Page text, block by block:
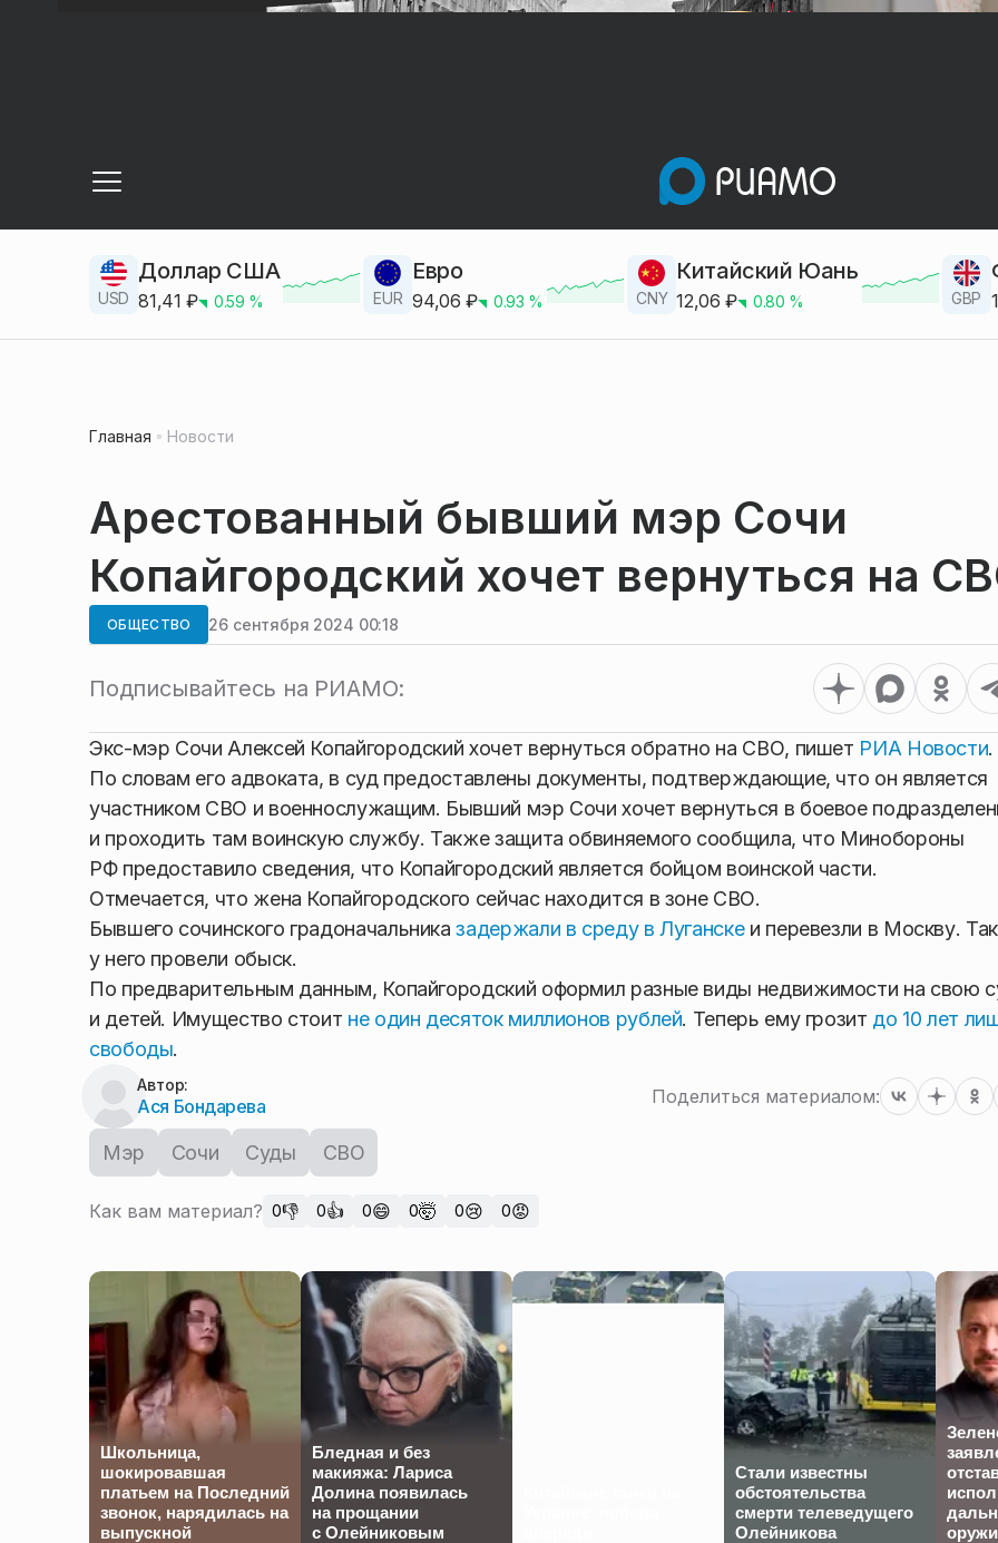
USD
Доллар США
81,41 ₽ 0.59 % EUR
Евро
94,06 ₽ 0.93 % CNY
Китайский Юань
12,06 ₽ 0.80 % GBP
Главная Новости
Арестованный бывший мэр Сочи
Копайгородский хочет вернуться на
ОБЩЕСТВО 26 сентября 2024 00:18
Подписывайтесь на РИАМО:
Экс-мэр Сочи Алексей Копайгородский хочет вернуться обратно на СВО, пишет РИА Новости.
По словам его адвоката, в суд предоставлены документы, подтверждающие, что он является
участником СВО и военнослужащим. Бывший мэр Сочи хочет вернуться в боевое
и проходить там воинскую службу. Также защита обвиняемого сообщила, что Минобороны
РФ предоставило сведения, что Копайгородский является бойцом воинской части.
Отмечается, что жена Копайгородского сейчас находится в зоне СВО.
Бывшего сочинского градоначальниказадержали в среду в Луганскеи перевезли в Москву.
у него провели обыск.
По предварительным данным, Копайгородский оформил разные виды недвижимости на свою
и детей. Имущество стоит не один десяток миллионов рублей. Теперь ему грозит до 10 лет
свободы.
Автор:
Ася Бондарева Поделиться материалом:
Мэр Сочи Суды СВО
Как вам материал? 0👎 0👍 0😄 0🤯 0😢 0😡
Школьница,
шокировавшая
платьем на Последний
звонок, нарядилась на
выпускной
Бледная и без
макияжа: Лариса
Долина появилась
на прощании
с Олейниковым
Стали известны
обстоятельства
смерти телеведущего
Олейникова